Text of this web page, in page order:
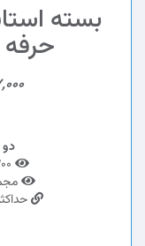
حرفه ای
دو
مجموع 6,000
حداکثر 2 آدرس سایت و 4